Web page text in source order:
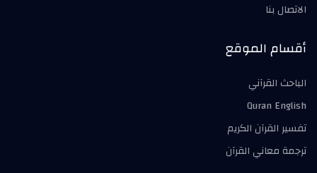
الاتصال بنا
أقسام الموقع
الباحث القرآني
Quran English
تفسير القرآن الكريم
ترجمة معاني القرآن